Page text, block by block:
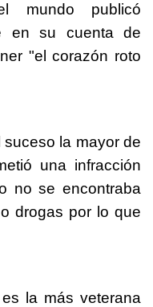
mundo publicó
en su cuenta de
"el corazón roto
la mayor de
una infracción
no se encontraba
drogas por lo que
la más veterana